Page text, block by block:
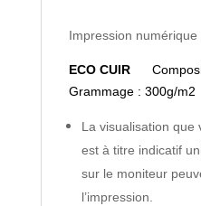
Impression numérique
ECO CUIR
Grammage : 300g/m2
La visualisation que
est à titre indicatif
sur le moniteur
l’impression.